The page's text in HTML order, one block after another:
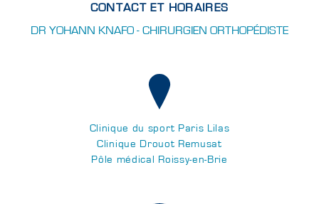
CONTACT ET HORAIRES
DR YOHANN KNAFO - CHIRURGIEN ORTHOPÉDISTE
Clinique du sport Paris Lilas
Clinique Drouot Remusat
Pôle médical Roissy-en-Brie